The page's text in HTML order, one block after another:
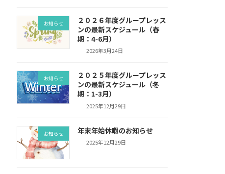
お知らせ
２０２６年度グループレッス
ンの最新スケジュール（春
期：4-6月）
2026年3月24日
お知らせ
２０２５年度グループレッス
ンの最新スケジュール（冬
期：1-3月）
2025年12月29日
お知らせ 年末年始休暇のお知らせ
2025年12月29日